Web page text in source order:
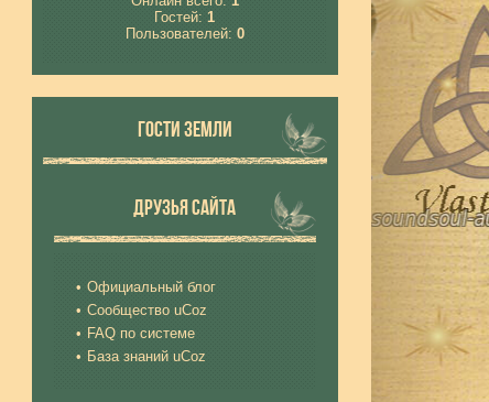
Гостей:1
Пользователей: 0
ГОСТИ ЗЕМЛИ
ДРУЗЬЯ САЙТА
Официальный блог
Сообщество uCoz
FAQ по системе
База знаний uCoz